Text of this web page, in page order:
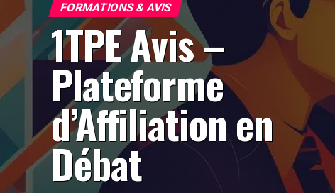
FORMATIONS & AVIS
1TPE Avis –
Plateforme
d’Affiliation en
Débat